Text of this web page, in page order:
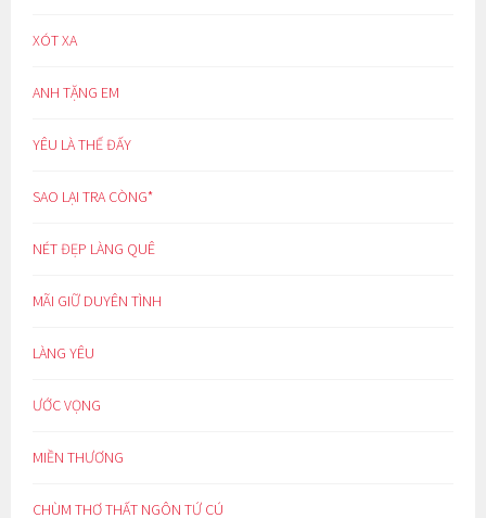
XÓT XA
ANH TẶNG EM
YÊU LÀ THẾ ĐẤY
SAO LẠI TRA CÒNG*
NÉT ĐẸP LÀNG QUÊ
MÃI GIỮ DUYÊN TÌNH
LÀNG YÊU
ƯỚC VỌNG
MIỀN THƯƠNG
CHÙM THƠ THẤT NGÔN TỨ CÚ